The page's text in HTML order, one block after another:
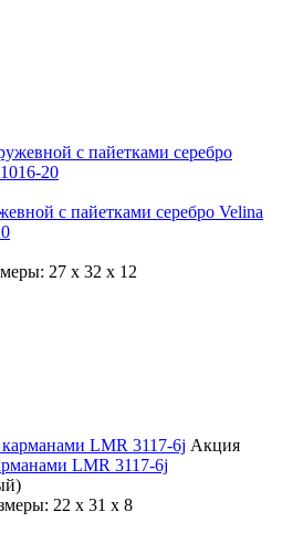
с пайетками серебро Velina
27 x 32 x 12
Акция
LMR 3117-6j
22 x 31 x 8